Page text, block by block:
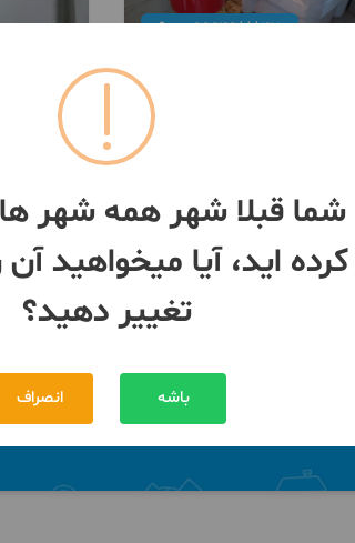
099649***47
ونصب وتعمیر پمپ
لوله کشی
شهرری
شما قبلا شهر همه شهر ها
کرده اید، آیا میخواهید آن
تغییر دهید؟
باشه انصراف